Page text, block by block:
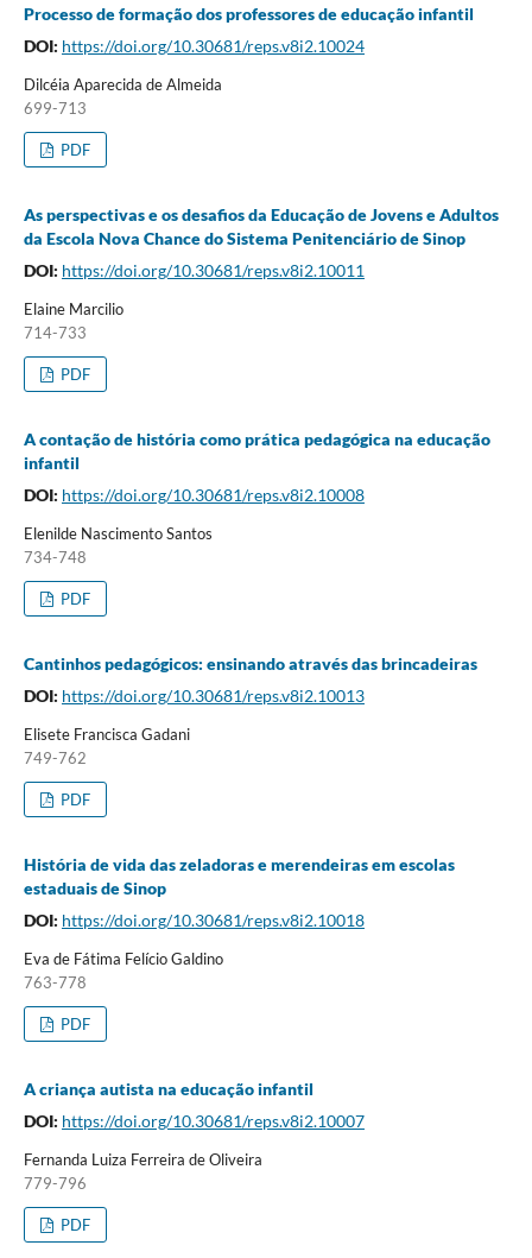
Processo de formação dos professores de educação infantil
DOI: https://doi.org/10.30681/reps.v8i2.10024
Dilcéia Aparecida de Almeida
699-713
PDF
As perspectivas e os desafios da Educação de Jovens e Adultos
da Escola Nova Chance do Sistema Penitenciário de Sinop
DOI: https://doi.org/10.30681/reps.v8i2.10011
Elaine Marcilio
714-733
PDF
A contação de história como prática pedagógica na educação
infantil
DOI: https://doi.org/10.30681/reps.v8i2.10008
Elenilde Nascimento Santos
734-748
PDF
Cantinhos pedagógicos: ensinando através das brincadeiras
DOI: https://doi.org/10.30681/reps.v8i2.10013
Elisete Francisca Gadani
749-762
PDF
História de vida das zeladoras e merendeiras em escolas
estaduais de Sinop
DOI: https://doi.org/10.30681/reps.v8i2.10018
Eva de Fátima Felício Galdino
763-778
PDF
A criança autista na educação infantil
DOI: https://doi.org/10.30681/reps.v8i2.10007
Fernanda Luiza Ferreira de Oliveira
779-796
PDF